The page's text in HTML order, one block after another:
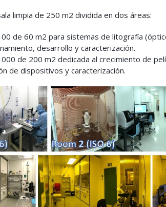
limpia de 250 m2 dividida en dos áreas:
de 60 m2 para sistemas de litografía
desarrollo y caracterización.
de 200 m2 dedicada al crecimiento de
de dispositivos y caracterización.